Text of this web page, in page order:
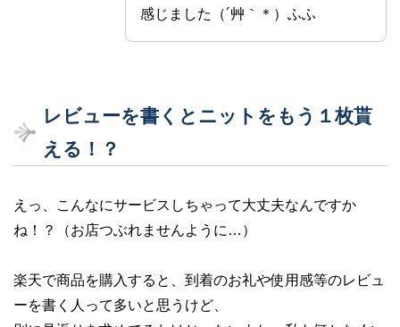
感じました（´艸｀＊）ふふ
レビューを書くとニットをもう１枚貰
える！？
えっ、こんなにサービスしちゃって大丈夫なんですか
ね！？（お店つぶれませんように…）
楽天で商品を購入すると、到着のお礼や使用感等のレビュ
ーを書く人って多いと思うけど、